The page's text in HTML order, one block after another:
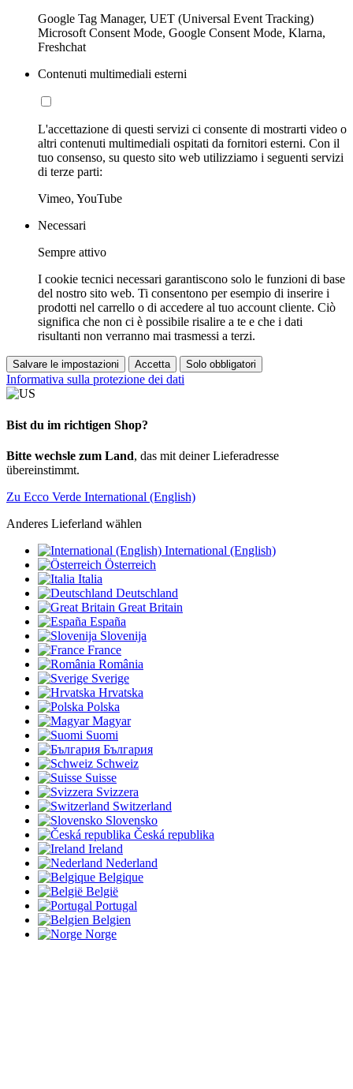
Google Tag Manager, UET (Universal Event Tracking)
Microsoft Consent Mode, Google Consent Mode, Klarna,
Freshchat
Contenuti multimediali esterni
L'accettazione di questi servizi ci consente di mostrarti video o
altri contenuti multimediali ospitati da fornitori esterni. Con il
tuo consenso, su questo sito web utilizziamo i seguenti servizi
di terze parti:
Vimeo, YouTube
Necessari
Sempre attivo
I cookie tecnici necessari garantiscono solo le funzioni di base
del nostro sito web. Ti consentono per esempio di inserire i
prodotti nel carrello o di accedere al tuo account cliente. Ciò
significa che non ci è possibile risalire a te e che i dati
risultanti non verranno mai trasmessi a terzi.
Salvare le impostazioni Accetta Solo obbligatori
Informativa sulla protezione dei dati
Bist du im richtigen Shop?
Bitte wechsle zum Land, das mit deiner Lieferadresse
übereinstimmt.
Zu Ecco Verde International (English)
Anderes Lieferland wählen
International (English)
Österreich
Italia
Deutschland
Great Britain
España
Slovenija
France
România
Sverige
Hrvatska
Polska
Magyar
Suomi
България
Schweiz
Suisse
Svizzera
Switzerland
Slovensko
Česká republika
Ireland
Nederland
Belgique
België
Portugal
Belgien
Norge